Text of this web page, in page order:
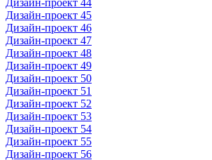
Дизайн-проект 44
Дизайн-проект 45
Дизайн-проект 46
Дизайн-проект 47
Дизайн-проект 48
Дизайн-проект 49
Дизайн-проект 50
Дизайн-проект 51
Дизайн-проект 52
Дизайн-проект 53
Дизайн-проект 54
Дизайн-проект 55
Дизайн-проект 56